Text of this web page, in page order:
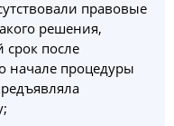
правовые
решения,
срок после
начале процедуры